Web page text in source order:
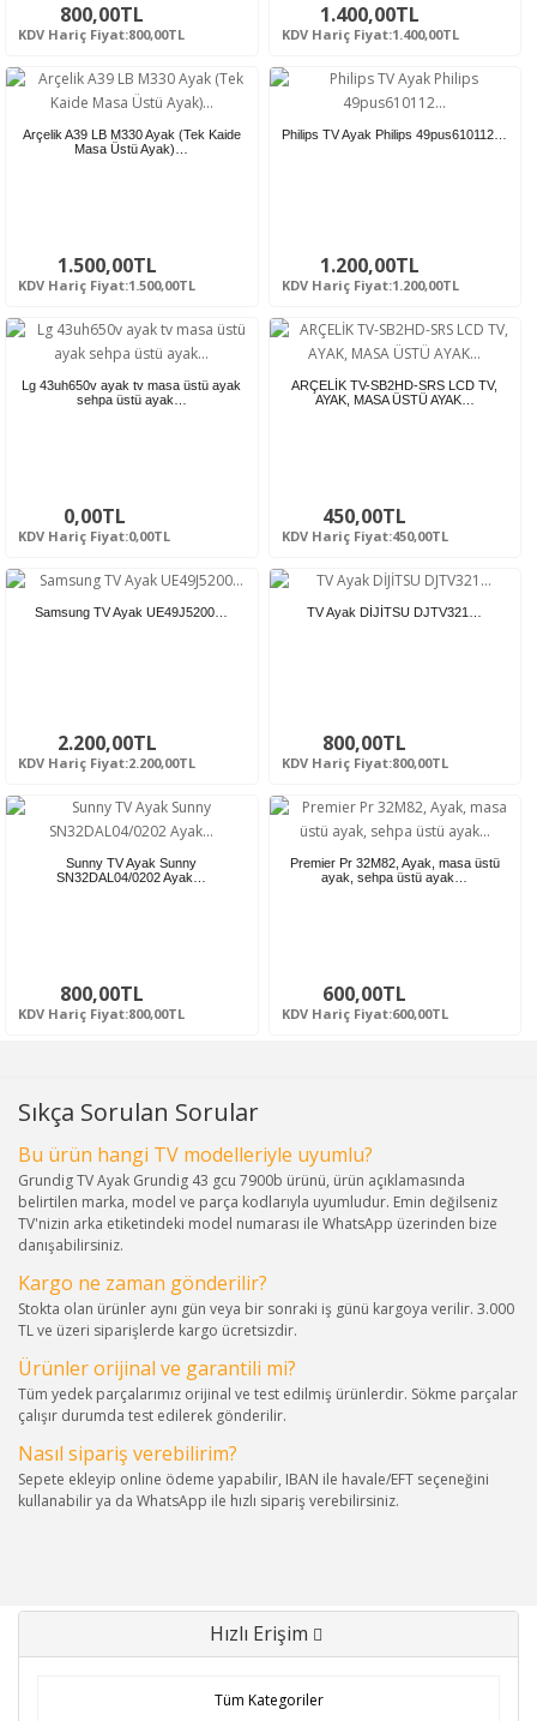
800,00TL
KDV Hariç Fiyat:800,00TL
1.400,00TL
KDV Hariç Fiyat:1.400,00TL
Arçelik A39 LB M330 Ayak (Tek Kaide
Masa Üstü Ayak)…
1.500,00TL
KDV Hariç Fiyat:1.500,00TL
Philips TV Ayak Philips 49pus610112…
1.200,00TL
KDV Hariç Fiyat:1.200,00TL
Lg 43uh650v ayak tv masa üstü ayak
sehpa üstü ayak…
0,00TL
KDV Hariç Fiyat:0,00TL
ARÇELİK TV-SB2HD-SRS LCD TV,
AYAK, MASA ÜSTÜ AYAK…
450,00TL
KDV Hariç Fiyat:450,00TL
Samsung TV Ayak UE49J5200…
2.200,00TL
KDV Hariç Fiyat:2.200,00TL
TV Ayak DİJİTSU DJTV321…
800,00TL
KDV Hariç Fiyat:800,00TL
Sunny TV Ayak Sunny
SN32DAL04/0202 Ayak…
800,00TL
KDV Hariç Fiyat:800,00TL
Premier Pr 32M82, Ayak, masa üstü
ayak, sehpa üstü ayak…
600,00TL
KDV Hariç Fiyat:600,00TL
Sıkça Sorulan Sorular
Bu ürün hangi TV modelleriyle uyumlu?
Grundig TV Ayak Grundig 43 gcu 7900b ürünü, ürün açıklamasında
belirtilen marka, model ve parça kodlarıyla uyumludur. Emin değilseniz
TV'nizin arka etiketindeki model numarası ile WhatsApp üzerinden bize
danışabilirsiniz.
Kargo ne zaman gönderilir?
Stokta olan ürünler aynı gün veya bir sonraki iş günü kargoya verilir. 3.000
TL ve üzeri siparişlerde kargo ücretsizdir.
Ürünler orijinal ve garantili mi?
Tüm yedek parçalarımız orijinal ve test edilmiş ürünlerdir. Sökme parçalar
çalışır durumda test edilerek gönderilir.
Nasıl sipariş verebilirim?
Sepete ekleyip online ödeme yapabilir, IBAN ile havale/EFT seçeneğini
kullanabilir ya da WhatsApp ile hızlı sipariş verebilirsiniz.
Hızlı Erişim
Tüm Kategoriler